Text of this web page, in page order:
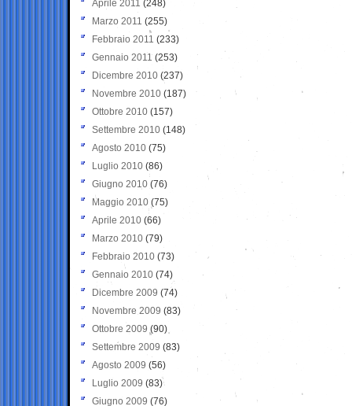
Aprile 2011 (248)
Marzo 2011 (255)
Febbraio 2011 (233)
Gennaio 2011 (253)
Dicembre 2010 (237)
Novembre 2010 (187)
Ottobre 2010 (157)
Settembre 2010 (148)
Agosto 2010 (75)
Luglio 2010 (86)
Giugno 2010 (76)
Maggio 2010 (75)
Aprile 2010 (66)
Marzo 2010 (79)
Febbraio 2010 (73)
Gennaio 2010 (74)
Dicembre 2009 (74)
Novembre 2009 (83)
Ottobre 2009 (90)
Settembre 2009 (83)
Agosto 2009 (56)
Luglio 2009 (83)
Giugno 2009 (76)